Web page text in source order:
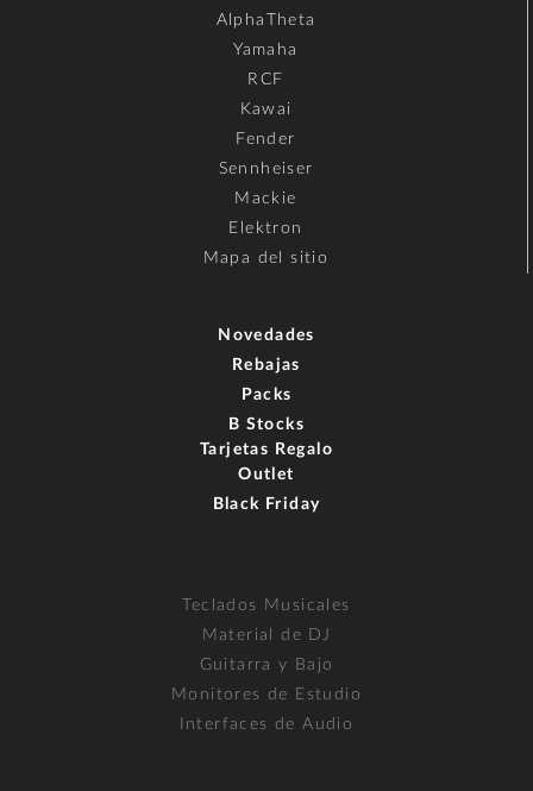
AlphaTheta
Yamaha
RCF
Kawai
Fender
Sennheiser
Mackie
Elektron
Mapa del sitio
Novedades
Rebajas
Packs
B Stocks
Tarjetas Regalo
Outlet
Black Friday
Teclados Musicales
Material de DJ
Guitarra y Bajo
Monitores de Estudio
Interfaces de Audio